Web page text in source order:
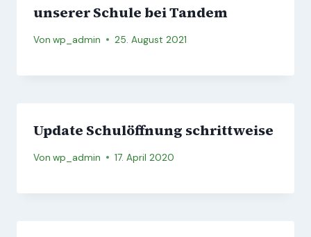
unserer Schule bei Tandem
Von wp_admin 25. August 2021
Update Schulöffnung schrittweise
Von wp_admin 17. April 2020